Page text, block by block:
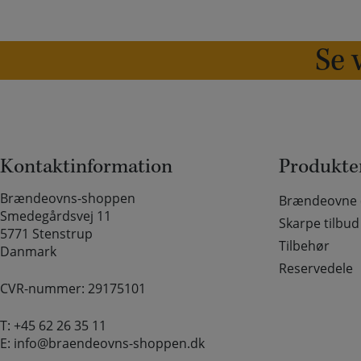
Se
Kontaktinformation
Brændeovns-shoppen
Smedegårdsvej 11
5771 Stenstrup
Danmark
CVR-nummer: 29175101
T: +45 62 26 35 11
E: info@braendeovns-shoppen.dk
Brændeovne
Skarpe tilbud
Tilbehør
Reservedele